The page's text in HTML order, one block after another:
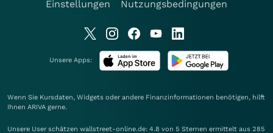
Einstellungen
Nutzungsbedingungen
Unsere Apps:
Wenn Sie Kursdaten, Widgets oder andere Finanzinformationen benötigen, hilft
Ihnen ARIVA gerne.
Unsere User schätzen wallstreet-online.de: 4.8 von 5 Sternen ermittelt aus 285